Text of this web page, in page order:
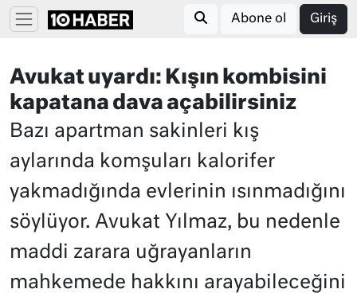
Abone ol Giriş
Avukat uyardı: Kışın kombisini
kapatana dava açabilirsiniz
Bazı apartman sakinleri kış
aylarında komşuları kalorifer
yakmadığında evlerinin ısınmadığını
söylüyor. Avukat Yılmaz, bu nedenle
maddi zarara uğrayanların
mahkemede hakkını arayabileceğini